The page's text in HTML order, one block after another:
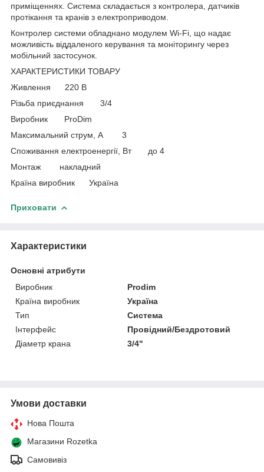
приміщеннях. Система складається з контролера, датчиків
протікання та кранів з електроприводом.
Контролер системи обладнано модулем Wi-Fi, що надає
можливість віддаленого керування та моніторингу через
мобільний застосунок.
ХАРАКТЕРИСТИКИ ТОВАРУ
Живлення 220 В
Різьба приєднання 3/4
Виробник ProDim
Максимальний струм, А 3
Споживання електроенергії, Вт до 4
Монтаж накладний
Країна виробник Україна
Приховати
Характеристики
Основні атрибути
Виробник
Prodim
Країна виробник
Україна
Тип
Система
Інтерфейс
Провідний/Бездротовий
Діаметр крана
3/4"
Умови доставки
Нова Пошта
Магазини Rozetka
Самовивіз